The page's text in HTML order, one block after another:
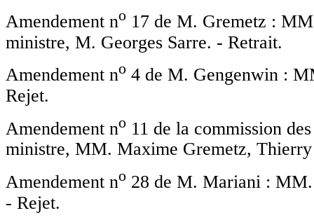
Amendement no 17 de M. Gremetz :
ministre, M. Georges Sarre. - Retrait.
Amendement no 4 de M. Gengenwin :
Rejet.
Amendement no 11 de la commission
ministre, MM. Maxime Gremetz,
Amendement no 28 de M. Mariani :
- Rejet.